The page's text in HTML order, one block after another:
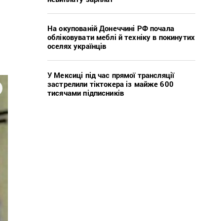
На окупованій Донеччині РФ почала
обліковувати меблі й техніку в покинутих
оселях українців
У Мексиці під час прямої трансляції
застрелили тіктокера із майже 600
тисячами підписників